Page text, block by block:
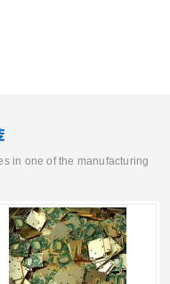
in one of the manufacturing